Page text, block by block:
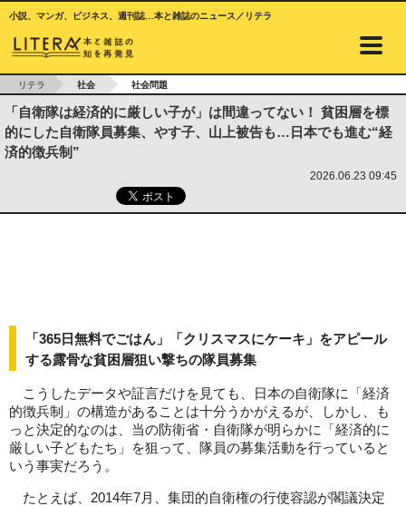
小説、マンガ、ビジネス、週刊誌…本と雑誌のニュース／リテラ
リテラ 社会 社会問題
「自衛隊は経済的に厳しい子が」は間違ってない！ 貧困層を標
的にした自衛隊員募集、やす子、山上被告も…日本でも進む“経
済的徴兵制”
2026.06.23 09:45
「365日無料でごはん」「クリスマスにケーキ」をアピール
する露骨な貧困層狙い撃ちの隊員募集
こうしたデータや証言だけを見ても、日本の自衛隊に「経済
的徴兵制」の構造があることは十分うかがえるが、しかし、も
っと決定的なのは、当の防衛省・自衛隊が明らかに「経済的に
厳しい子どもたち」を狙って、隊員の募集活動を行っていると
いう事実だろう。
たとえば、2014年7月、集団的自衛権の行使容認が閣議決定